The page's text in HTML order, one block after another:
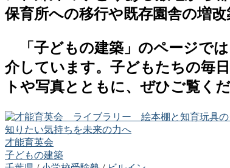
保育所への移行や既存園舎の増
「子どもの建築」のページで
介しています。子どもたちの毎
トや写真とともに、ぜひご覧くだ
知りたい気持ちを未来の力へ
才能育英会
子どもの建築